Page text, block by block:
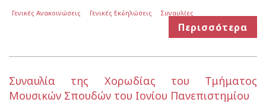
Γενικές Ανακοινώσεις Γενικές Εκδηλώσεις Συναυλίες
Περισσότερα
Συναυλία της Χορωδίας του Τμήματος
Μουσικών Σπουδών του Ιονίου Πανεπιστημίου